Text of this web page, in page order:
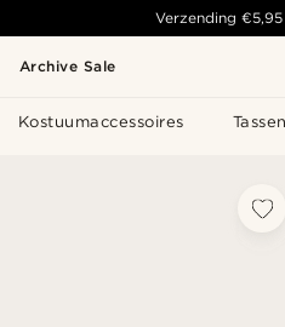
Archive Sale
Kostuumaccessoires
Verzending €5,95